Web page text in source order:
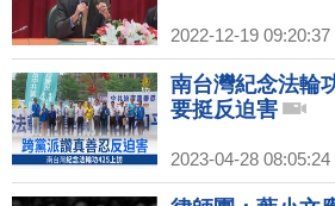
2022-12-19 09:20:37
南台灣紀念法輪
要挺反迫害
2023-04-28 08:05:24